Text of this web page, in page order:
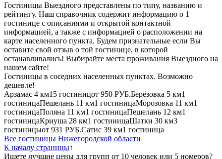
Гостиницы Выездного представлены по типу, названию и
рейтингу. Наш справочник содержит информацию о 1
гостинице с описаниями и открытой контактной
информацией, а также с информацией о расположении на
карте населенного пункта. Будем признательные если Вы
оставите свой отзыв о той гостинице, в которой
останавливались! Выбирайте места проживания Выездного на
нашем сайте!
Гостиницы в соседних населенных пунктах. Возможно
дешевле!
Арзамас 4 км15 гостиницот 950 РУБ.Берёзовка 5 км1
гостиницаПешелань 11 км1 гостиницаМорозовка 11 км1
гостиницаПоляна 11 км1 гостиницаПешелань 12 км1
гостиницаКриуша 28 км1 гостиницаШатки 30 км3
гостиницыот 931 РУБ.Сатис 39 км1 гостиница
Все гостиницы Нижегородской области
К началу страницы↑
Ищете лучшие цены для групп от 10 человек или 5 номеров?